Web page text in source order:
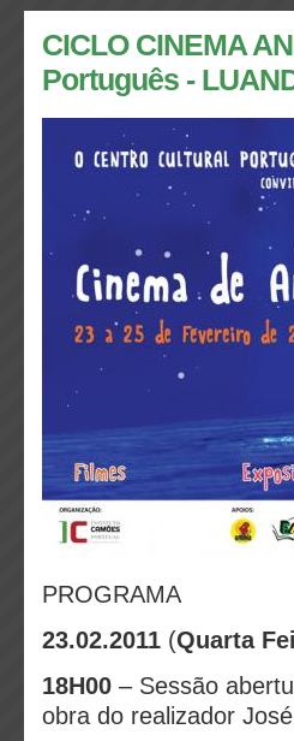
CICLO CINEMA
Português -
PROGRAMA
23.02.2011 (Quarta
18H00 – Sessão
obra do realizador